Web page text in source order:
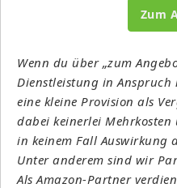
Zum
Wenn du über „zum
Dienstleistung in
eine kleine Provision als
dabei keinerlei
in keinem Fall Auswirkung
Unter anderem sind wir
Als Amazon-Partner